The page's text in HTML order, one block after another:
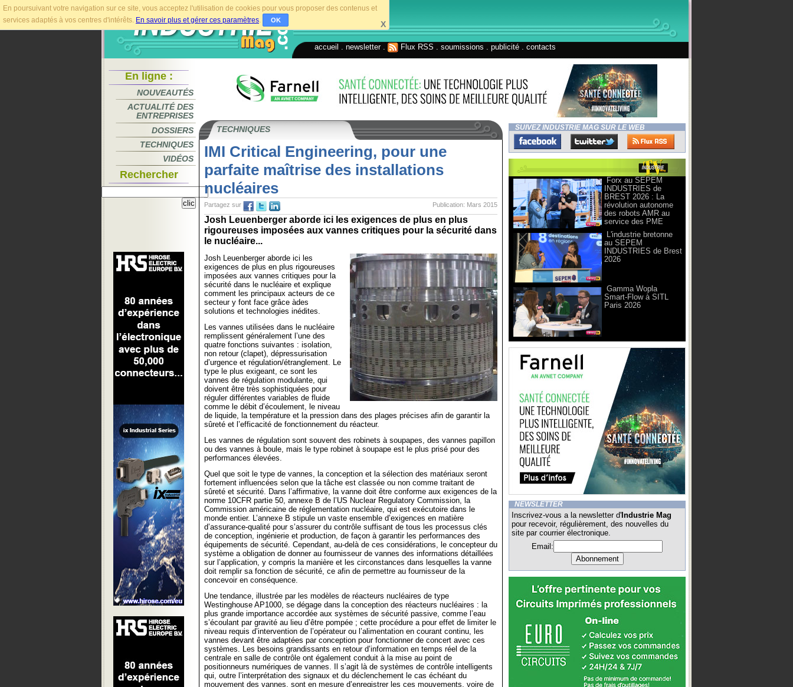
En poursuivant votre navigation sur ce site, vous acceptez l'utilisation de cookies pour vous proposer des contenus et
services adaptés à vos centres d'intérêts. En savoir plus et gérer ces paramètres. OK X
accueil newsletter. Flux RSS soumissions publicité contacts
En ligne :
NOUVEAUTÉS
ACTUALITÉ DES
ENTREPRISES
DOSSIERS
TECHNIQUES
VIDÉOS
Rechercher
TECHNIQUES
IMI Critical Engineering, pour une
parfaite maîtrise des installations
nucléaires
Publication: Mars 2015
Partagez sur
Josh Leuenberger aborde ici les exigences de plus en plus
rigoureuses imposées aux vannes critiques pour la sécurité dans
le nucléaire...
Josh Leuenberger aborde ici les
exigences de plus en plus rigoureuses
imposées aux vannes critiques pour la
sécurité dans le nucléaire et explique
comment les principaux acteurs de ce
secteur y font face grâce àdes
solutions et technologies inédites.
Les vannes utilisées dans le nucléaire
remplissent généralement l’une des
quatre fonctions suivantes : isolation,
non retour (clapet), dépressurisation
d’urgence et régulation/étranglement. Le
type le plus exigeant, ce sont les
vannes de régulation modulante, qui
doivent être très sophistiquées pour
réguler différentes variables de fluide
comme le débit d’écoulement, le niveau
de liquide, la température et la pression dans des plages précises afin de garantir la
sûreté et l’efficacité de fonctionnement du réacteur.
Les vannes de régulation sont souvent des robinets à soupapes, des vannes papillon
ou des vannes à boule, mais le type robinet à soupape est le plus prisé pour des
performances élevées.
Quel que soit le type de vannes, la conception et la sélection des matériaux seront
fortement influencées selon que la tâche est classée ou non comme traitant de
sûreté et sécurité. Dans l’affirmative, la vanne doit être conforme aux exigences de la
norme 10CFR partie 50, annexe B de l’US Nuclear Regulatory Commission, la
Commission américaine de réglementation nucléaire, qui est exécutoire dans le
monde entier. L’annexe B stipule un vaste ensemble d’exigences en matière
d’assurance-qualité pour s’assurer du contrôle suffisant de tous les processus clés
de conception, ingénierie et production, de façon à garantir les performances des
équipements de sécurité. Cependant, au-delà de ces considérations, le concepteur du
système a obligation de donner au fournisseur de vannes des informations détaillées
sur l’application, y compris la manière et les circonstances dans lesquelles la vanne
doit remplir sa fonction de sécurité, ce afin de permettre au fournisseur de la
concevoir en conséquence.
Une tendance, illustrée par les modèles de réacteurs nucléaires de type
Westinghouse AP1000, se dégage dans la conception des réacteurs nucléaires : la
plus grande importance accordée aux systèmes de sécurité passive, comme l’eau
s’écoulant par gravité au lieu d’être pompée ; cette procédure a pour effet de limiter le
niveau requis d’intervention de l’opérateur ou l’alimentation en courant continu, les
vannes devant être adaptées par conception pour fonctionner de concert avec ces
systèmes. Les besoins grandissants en retour d’information en temps réel de la
centrale en salle de contrôle ont également conduit à la mise au point de
positionneurs numériques de vannes. Il s’agit là de systèmes de contrôle intelligents
qui, outre l’interprétation des signaux et du déclenchement le cas échéant du
mouvement des vannes, sont en mesure d’enregistrer les ces mouvements, voire de
SUIVEZ INDUSTRIE MAG SUR LE WEB
Forx au SEPEM
INDUSTRIES de
BREST 2026 : La
révolution autonome
des robots AMR au
service des PME
L'industrie bretonne
au SEPEM
INDUSTRIES de Brest
2026
Gamma Wopla
Smart-Flow à SITL
Paris 2026
NEWSLETTER
Inscrivez-vous a la newsletter d' Industrie Mag
pour recevoir, régulièrement, des nouvelles du
site par courrier électronique.
Email: